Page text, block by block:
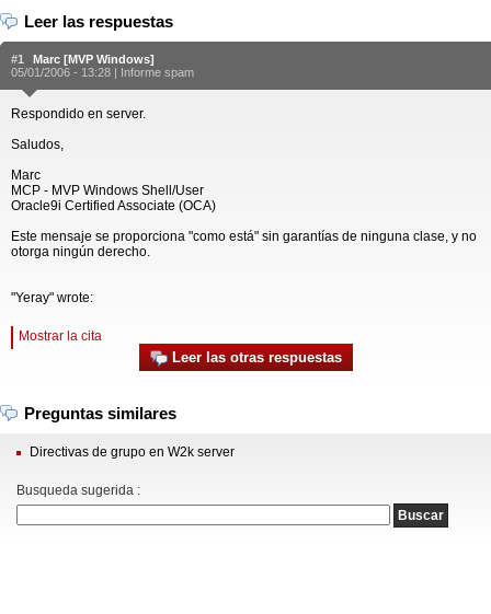
Leer las respuestas
#1
Marc [MVP Windows]
05/01/2006 - 13:28 | Informe spam
Respondido en server.
Saludos,
Marc
MCP - MVP Windows Shell/User
Oracle9i Certified Associate (OCA)
Este mensaje se proporciona "como está" sin garantías de ninguna clase, y no
otorga ningún derecho.
"Yeray" wrote:
Mostrar la cita
Leer las otras respuestas
Preguntas similares
Directivas de grupo en W2k server
Busqueda sugerida :